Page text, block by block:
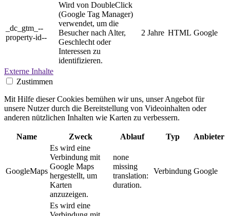
_dc_gtm_--
property-id--
Wird von DoubleClick
(Google Tag Manager)
verwendet, um die
Besucher nach Alter,
Geschlecht oder
Interessen zu
identifizieren.
2 Jahre HTML Google
Externe Inhalte
Zustimmen
Mit Hilfe dieser Cookies bemühen wir uns, unser Angebot für
unsere Nutzer durch die Bereitstellung von Videoinhalten oder
anderen nützlichen Inhalten wie Karten zu verbessern.
Name Zweck Ablauf Typ Anbieter
GoogleMaps
Es wird eine
Verbindung mit
Google Maps
hergestellt, um
Karten
anzuzeigen.
none
missing
translation:
duration.
Verbindung Google
Es wird eine